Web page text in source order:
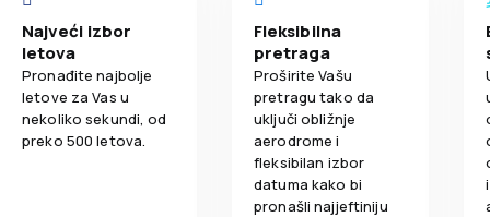
Najveći izbor
letova
Pronađite najbolje
letove za Vas u
nekoliko sekundi, od
preko 500 letova.
Fleksibilna
pretraga
Proširite Vašu
pretragu tako da
uključi obližnje
aerodrome i
fleksibilan izbor
datuma kako bi
pronašli najjeftiniju